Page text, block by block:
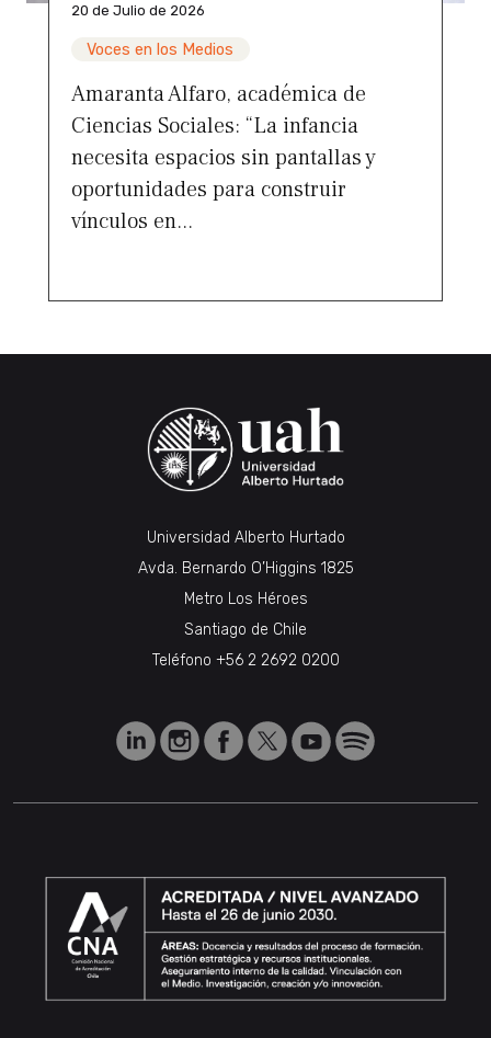
20 de Julio de 2026
Voces en los Medios
Amaranta Alfaro, académica de
Ciencias Sociales: “La infancia
necesita espacios sin pantallas y
oportunidades para construir
vínculos en...
Universidad Alberto Hurtado
Avda. Bernardo O’Higgins 1825
Metro Los Héroes
Santiago de Chile
Teléfono +56 2 2692 0200